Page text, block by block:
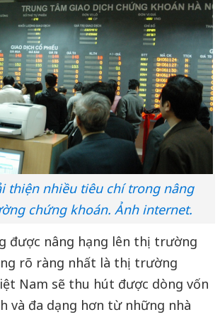
thiện nhiều tiêu chí trong nâng
chứng khoán. Ảnh internet.
được nâng hạng lên thị trường
rõ ràng nhất là thị trường
Nam sẽ thu hút được dòng vốn
và đa dạng hơn từ những nhà